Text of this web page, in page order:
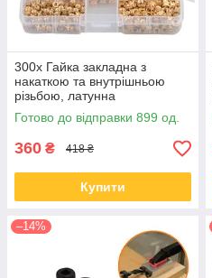
300x Гайка закладна з
накаткою та внутрішньою
різьбою, латунна
Готово до відправки 899 од.
360 ₴ 418 ₴
Купити
–14%